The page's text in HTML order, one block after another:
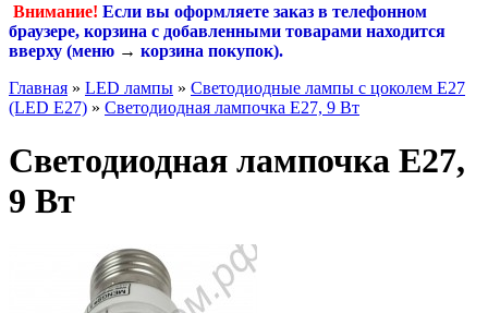
Внимание! Если вы оформляете заказ в телефонном
браузере, корзина с добавленными товарами находится
вверху (меню → корзина покупок).
Главная » LED лампы » Светодиодные лампы с цоколем Е27
(LED E27) » Светодиодная лампочка Е27, 9 Вт
Светодиодная лампочка Е27,
9 Вт